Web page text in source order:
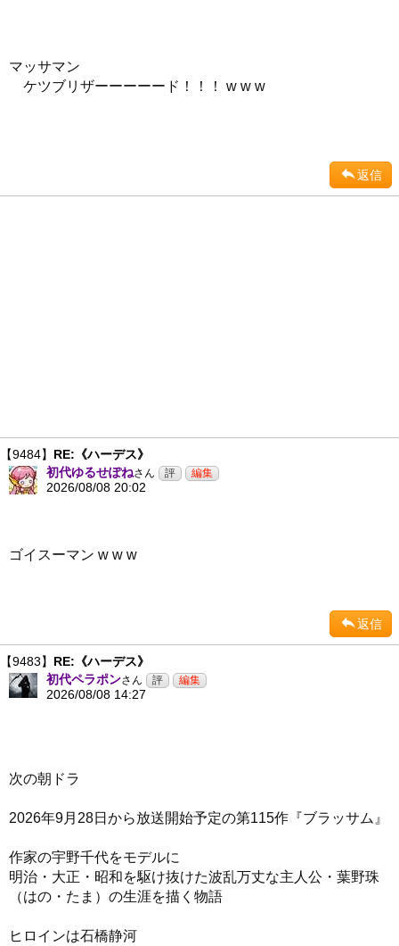
マッサマン
ケツブリザーーーーード！！！ w w w
返信
【9484】 RE:《ハーデス》
初代ゆるせぽねさん
2026/08/08 20:02
ゴイスーマン w w w
返信
【9483】 RE:《ハーデス》
初代ペラポンさん
2026/08/08 14:27
次の朝ドラ
2026年9月28日から放送開始予定の第115作『ブラッサム』
作家の宇野千代をモデルに
明治・大正・昭和を駆け抜けた波乱万丈な主人公・葉野珠
（はの・たま）の生涯を描く物語
ヒロインは石橋静河